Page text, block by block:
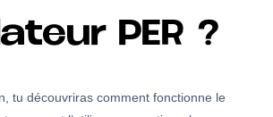
PER ?
tu découvriras comment fonctionne le